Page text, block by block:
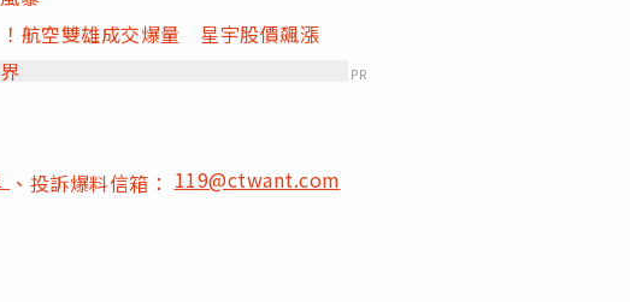
航空雙雄成交爆量 星宇股價飆漲
PR
、投訴爆料信箱：119@ctwant.com